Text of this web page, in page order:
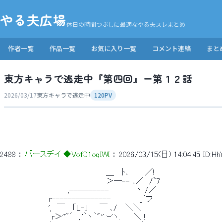
やる夫広場休日の時間つぶしに最適なやる夫スレまとめ
作者一覧 作品一覧 お気に入り一覧 コメント連絡 まと
東方キャラで逃走中『第四回』ー第１２話
2026/03/17東方キャラで逃走中 120PV
2488 ： バースデイ ◆VofC1oqIWI ： 2026/03/15(日) 14:04:45
＿　 ﾄ､　　　／!
＞―-- ､／　/`7
,----------　　　　　ヽ /／
r---------------　　　　　i_｀フ
',　￣　 ｢L-」　　￣ ､/　 ＼＼
r＞''"´　,:'｀ヽ｀"'' ｰ'ヽ.　　 ＼ !